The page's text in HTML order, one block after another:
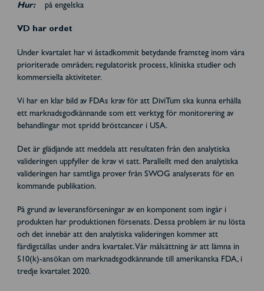
Hur:på engelska
VD har ordet
Under kvartalet har vi åstadkommit betydande framsteg inom våra
prioriterade områden; regulatorisk process, kliniska studier och
kommersiella aktiviteter.
Vi har en klar bild av FDAs krav för att DiviTum ska kunna erhålla
ett marknadsgodkännande som ett verktyg för monitorering av
behandlingar mot spridd bröstcancer i USA.
Det är glädjande att meddela att resultaten från den analytiska
valideringen uppfyller de krav vi satt. Parallellt med den analytiska
valideringen har samtliga prover från SWOG analyserats för en
kommande publikation.
På grund av leveransförseningar av en komponent som ingår i
produkten har produktionen försenats. Dessa problem är nu lösta
och det innebär att den analytiska valideringen kommer att
färdigställas under andra kvartalet. Vår målsättning är att lämna in
510(k)-ansökan om marknadsgodkännande till amerikanska FDA, i
tredje kvartalet 2020.